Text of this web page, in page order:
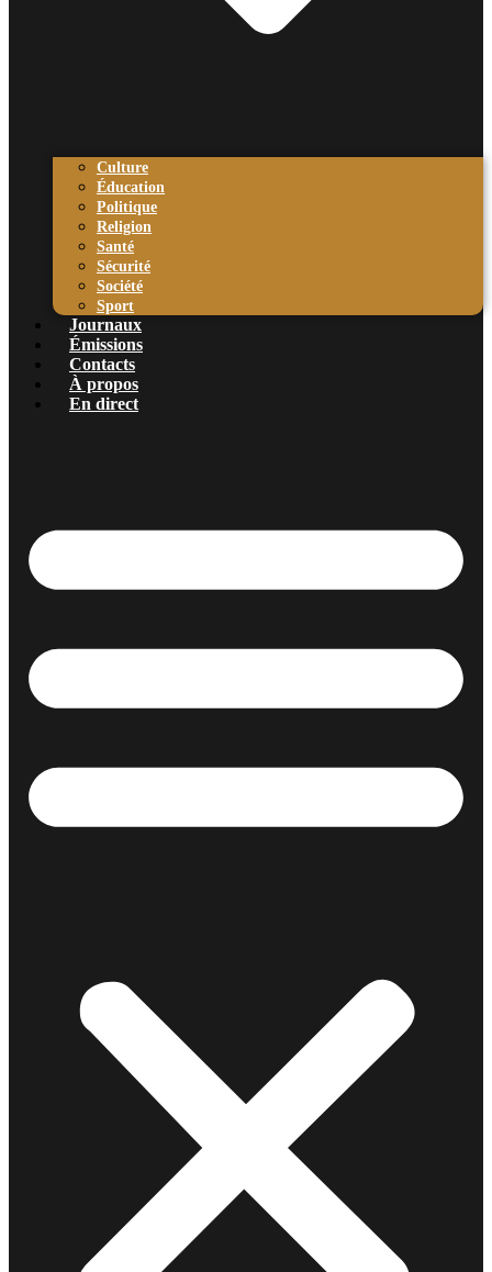
Culture
Éducation
Politique
Religion
Santé
Sécurité
Société
Sport
Journaux
Émissions
Contacts
À propos
En direct